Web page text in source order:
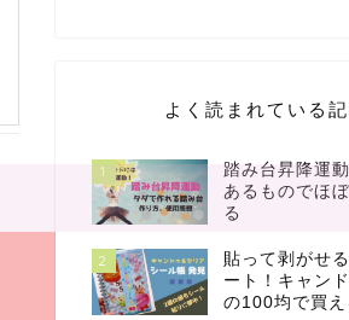
よく読まれている
1
踏み台昇降運
あるものでほ
る
2
貼って剥がせ
ート！キャン
の100均で買え